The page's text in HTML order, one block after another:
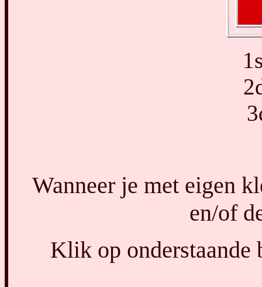
Wanneer je met eigen
en/of
Klik op onderstaande